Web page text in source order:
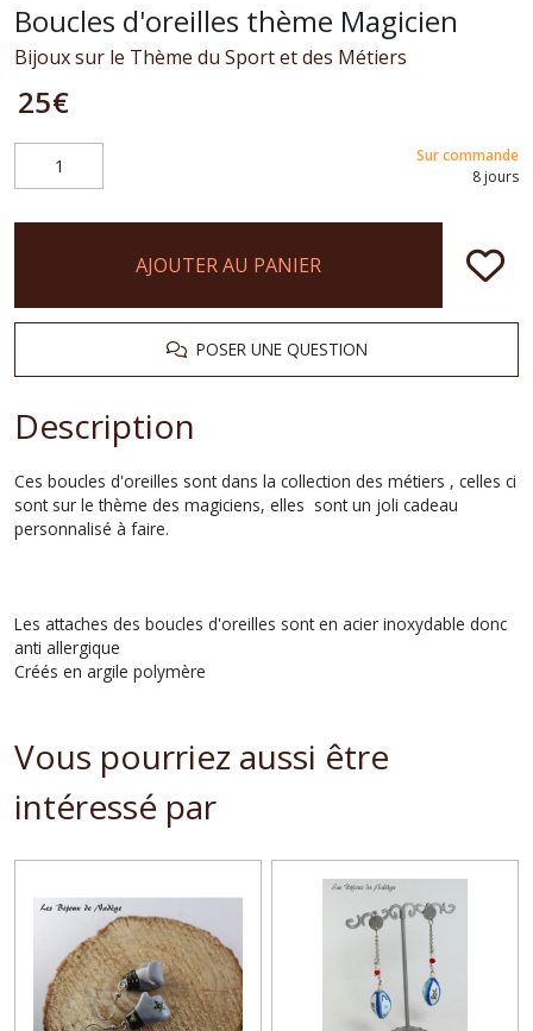
Boucles d'oreilles thème Magicien
Bijoux sur le Thème du Sport et des Métiers
25€
Sur commande
8 jours
AJOUTER AU PANIER
POSER UNE QUESTION
Description
Ces boucles d'oreilles sont dans la collection des métiers , celles ci
sont sur le thème des magiciens, elles sont un joli cadeau
personnalisé à faire.
Les attaches des boucles d'oreilles sont en acier inoxydable donc
anti allergique
Créés en argile polymère
Vous pourriez aussi être
intéressé par